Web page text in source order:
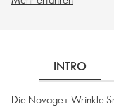
INTRO
Die Novage+ Wrinkle